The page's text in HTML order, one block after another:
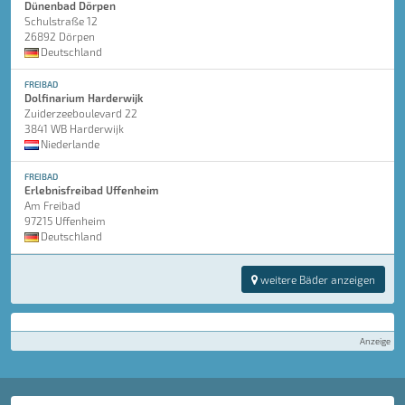
Dünenbad Dörpen
Schulstraße 12
26892 Dörpen
Deutschland
FREIBAD
Dolfinarium Harderwijk
Zuiderzeeboulevard 22
3841 WB Harderwijk
Niederlande
FREIBAD
Erlebnisfreibad Uffenheim
Am Freibad
97215 Uffenheim
Deutschland
weitere Bäder anzeigen
Anzeige